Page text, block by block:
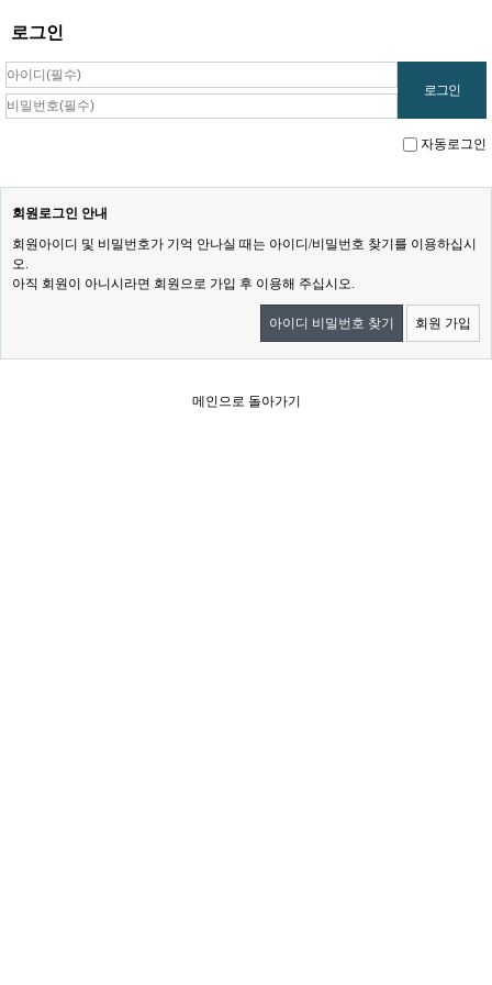
로그인
자동로그인
회원로그인 안내
회원아이디 및 비밀번호가 기억 안나실 때는 아이디/비밀번호 찾기를 이용하십시
오.
아직 회원이 아니시라면 회원으로 가입 후 이용해 주십시오.
아이디 비밀번호 찾기 회원 가입
메인으로 돌아가기